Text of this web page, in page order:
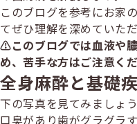
ー
このブログを参考にお家
てぜひ理解を深めていた
⚠️このブログでは血液や
め、苦手な方はご注意くだ
全身麻酔と基礎
下の写真を見てみましょう
口臭があり歯がグラグラ